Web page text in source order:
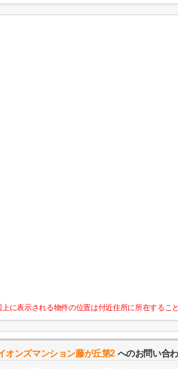
に表示される物件の位置は付近住所に所在するこ
オンズマンション藤が丘第2 へのお問い合